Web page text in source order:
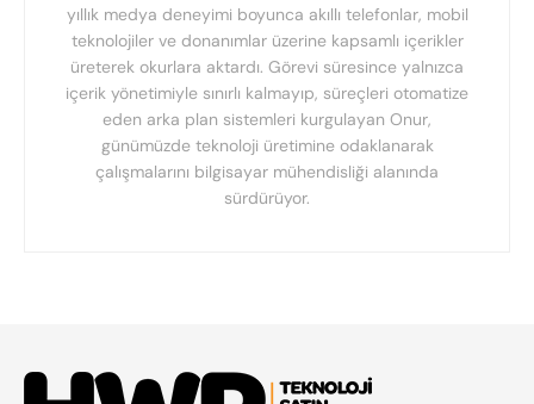
yıllık medya deneyimi boyunca akıllı telefonlar, mobil
teknolojiler ve donanımlar üzerine kapsamlı içerikler
üreterek okurlara aktardı. Görevi süresince yalnızca
içerik yönetimiyle sınırlı kalmayıp, süreçleri otomatize
eden arka plan sistemleri kurgulayan Onur,
günümüzde teknoloji üretimine odaklanarak
çalışmalarını bilgisayar mühendisliği alanında
sürdürüyor.